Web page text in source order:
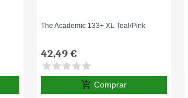
The Academic 133+ XL Teal/Pink
42,49 €
starstarstarstarstar
add_shopping_cart Comprar